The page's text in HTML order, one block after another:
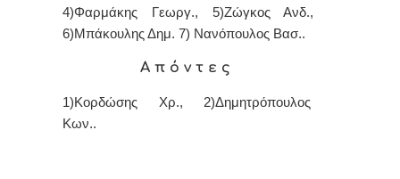
4)Φαρμάκης Γεωργ., 5)Ζώγκος Ανδ.,
6)Μπάκουλης Δημ. 7) Νανόπουλος Βασ..
Α π ό ν τ ε ς
1)Κορδώσης Χρ., 2)Δημητρόπουλος
Κων..